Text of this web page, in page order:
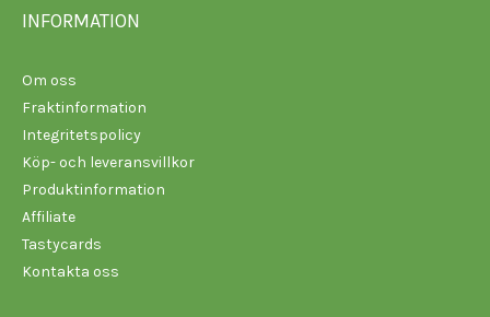
INFORMATION
Om oss
Fraktinformation
Integritetspolicy
Köp- och leveransvillkor
Produktinformation
Affiliate
Tastycards
Kontakta oss